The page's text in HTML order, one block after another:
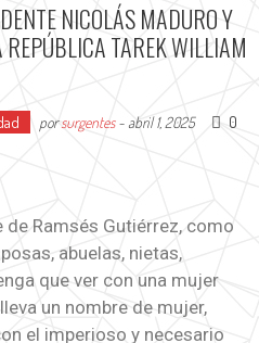
NICOLÁS MADURO Y
REPÚBLICA TAREK WILLIAM
porsurgentes- abril 1, 2025 0
de Ramsés Gutiérrez, como
abuelas, nietas,
que ver con una mujer
un nombre de mujer,
el imperioso y necesario